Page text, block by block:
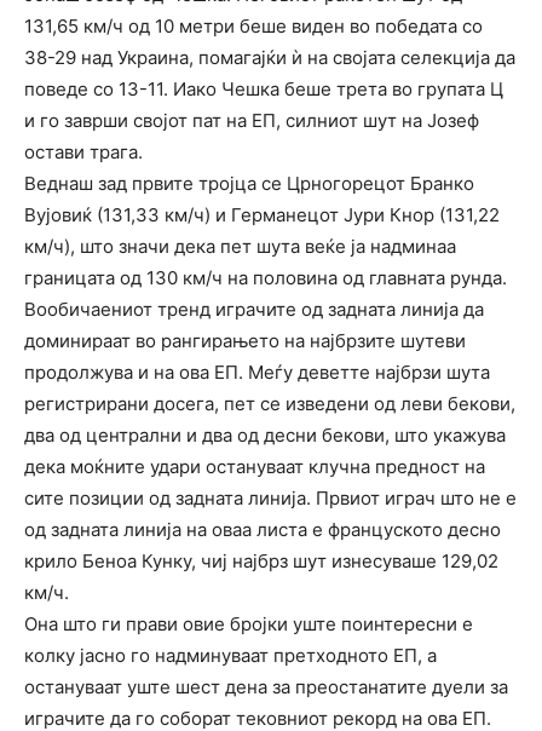
131,65 км/ч од 10 метри беше виден во победата со
38-29 над Украина, помагајќи ѝ на својата селекција да
поведе со 13-11. Иако Чешка беше трета во групата Ц
и го заврши својот пат на ЕП, силниот шут на Јозеф
остави трага.
Веднаш зад првите тројца се Црногорецот Бранко
Вујовиќ (131,33 км/ч) и Германецот Јури Кнор (131,22
км/ч), што значи дека пет шута веќе ја надминаа
границата од 130 км/ч на половина од главната рунда.
Вообичаениот тренд играчите од задната линија да
доминираат во рангирањето на најбрзите шутеви
продолжува и на ова ЕП. Меѓу деветте најбрзи шута
регистрирани досега, пет се изведени од леви бекови,
два од централни и два од десни бекови, што укажува
дека моќните удари остануваат клучна предност на
сите позиции од задната линија. Првиот играч што не е
од задната линија на оваа листа е француското десно
крило Беноа Кунку, чиј најбрз шут изнесуваше 129,02
км/ч.
Она што ги прави овие бројки уште поинтересни е
колку јасно го надминуваат претходното ЕП, а
остануваат уште шест дена за преостанатите дуели за
играчите да го соборат тековниот рекорд на ова ЕП.